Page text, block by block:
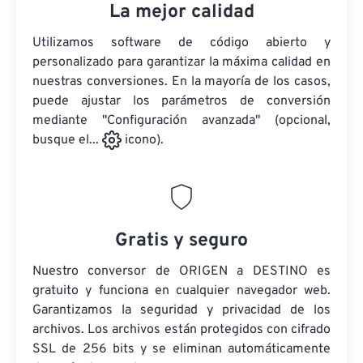
La mejor calidad
Utilizamos software de código abierto y
personalizado para garantizar la máxima calidad en
nuestras conversiones. En la mayoría de los casos,
puede ajustar los parámetros de conversión
mediante "Configuración avanzada" (opcional,
busque el...
icono).
Gratis y seguro
Nuestro conversor de ORIGEN a DESTINO es
gratuito y funciona en cualquier navegador web.
Garantizamos la seguridad y privacidad de los
archivos. Los archivos están protegidos con cifrado
SSL de 256 bits y se eliminan automáticamente